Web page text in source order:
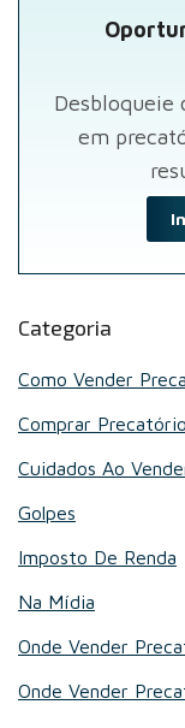
Desbloqueie
em
Categoria
Como Vender
Comprar Precatório
Cuidados Ao
Golpes
Imposto De Renda
Na Mídia
Onde Vender
Onde Vender